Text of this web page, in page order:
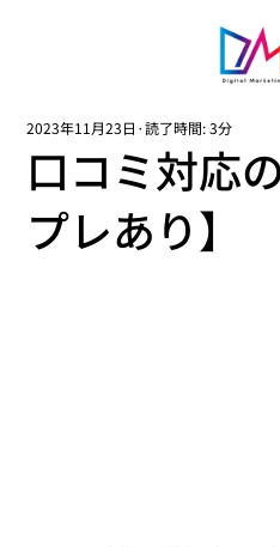
口コミ対応
プレあり】
2023年11月23日 読了時間: 3分